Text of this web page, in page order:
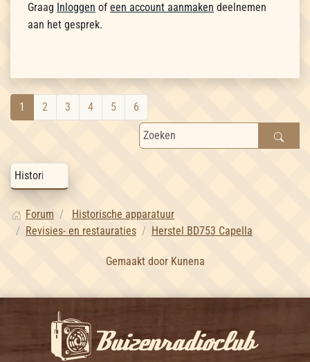
Graag Inloggen of een account aanmaken deelnemen
aan het gesprek.
1 2 3 4 5 6
Forum
Historische apparatuur
Revisies- en restauraties
Herstel BD753 Capella
Gemaakt door Kunena